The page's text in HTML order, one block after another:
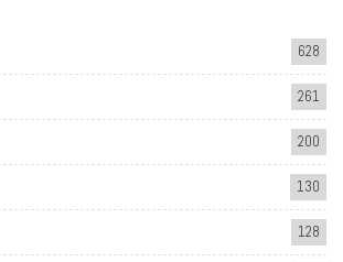
628
261
200
130
128